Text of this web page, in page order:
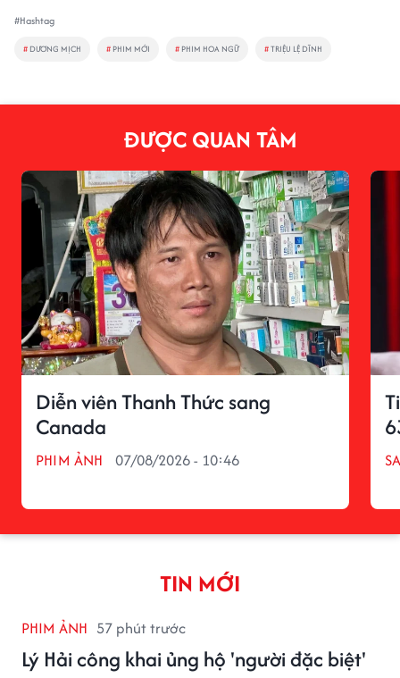
#Hashtag
# DƯƠNG MỊCH # PHIM MỚI # PHIM HOA NGỮ #TRIỆU LỆ DĨNH
ĐƯỢC QUAN TÂM
Diễn viên Thanh Thức sang
Canada
PHIM ẢNH 07/08/2026 - 10:46
TIN MỚI
PHIM ẢNH 57 phút trước
Lý Hải công khai ủng hộ 'người đặc biệt'